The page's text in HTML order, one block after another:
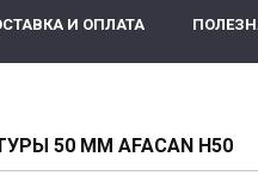
И ОПЛАТА
50 ММ AFACAN H50